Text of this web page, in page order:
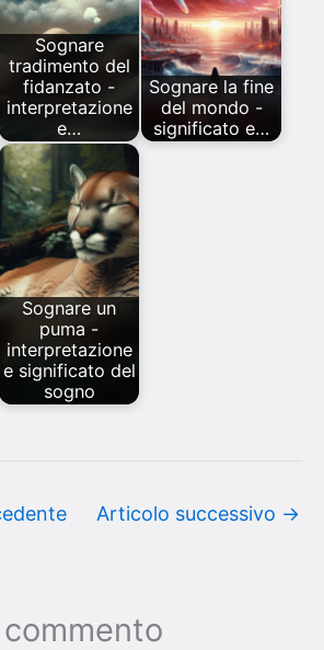
Sognare
tradimento del
fidanzato -
interpretazione
e…
Sognare la fine
del mondo -
significato e…
Sognare un
puma -
interpretazione
e significato del
sogno
Articolo successivo →